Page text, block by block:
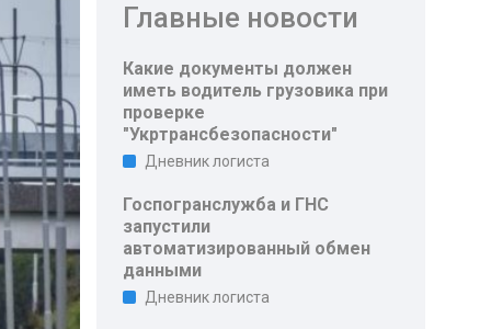
Главные новости
Какие документы должен
иметь водитель грузовика при
проверке
"Укртрансбезопасности"
Дневник логиста
Госпогранслужба и ГНС
запустили
автоматизированный обмен
данными
Дневник логиста